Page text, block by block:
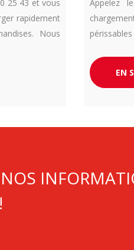
25 43 et vous
rapidement
Nous
de vos
Appelez
EN